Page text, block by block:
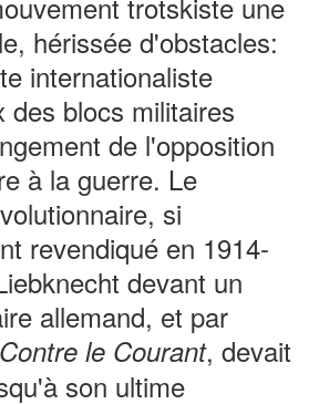
hérissée d'obstacles:
internationaliste
des blocs militaires
de l'opposition
à la guerre. Le
si
revendiqué en 1914-
devant un
allemand, et par
Contre le Courant, devait
son ultime